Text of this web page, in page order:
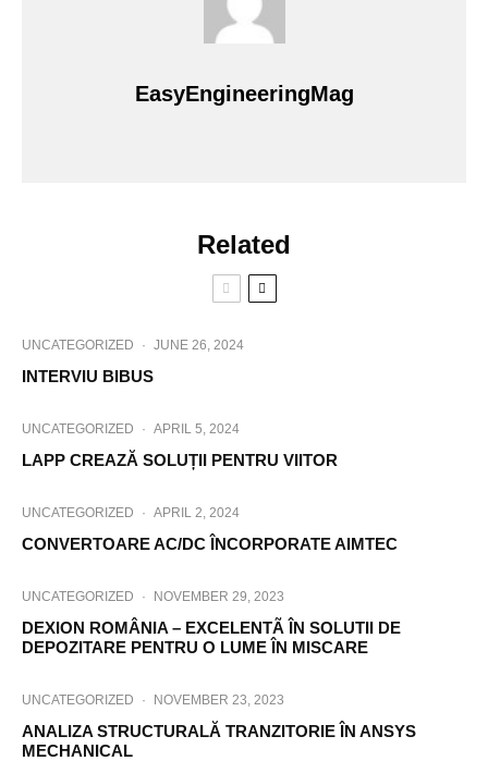
EasyEngineeringMag
Related
UNCATEGORIZED · JUNE 26, 2024
INTERVIU BIBUS
UNCATEGORIZED · APRIL 5, 2024
LAPP CREAZĂ SOLUȚII PENTRU VIITOR
UNCATEGORIZED · APRIL 2, 2024
CONVERTOARE AC/DC ÎNCORPORATE AIMTEC
UNCATEGORIZED · NOVEMBER 29, 2023
DEXION ROMÂNIA – EXCELENTÃ ÎN SOLUTII DE
DEPOZITARE PENTRU O LUME ÎN MISCARE
UNCATEGORIZED · NOVEMBER 23, 2023
ANALIZA STRUCTURALĂ TRANZITORIE ÎN ANSYS
MECHANICAL